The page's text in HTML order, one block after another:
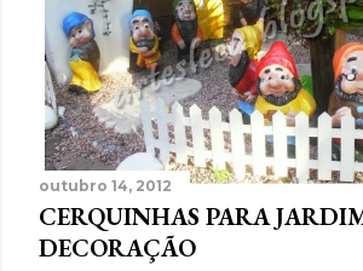
outubro 14, 2012
CERQUINHAS PARA
DECORAÇÃO